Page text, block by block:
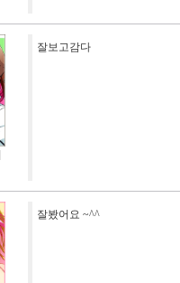
잘보고감다
잘봤어요 ~^^